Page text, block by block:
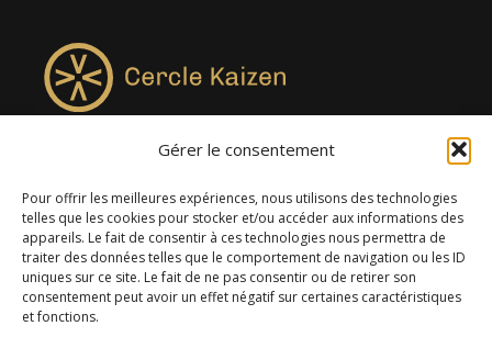
Gérer le consentement
Pour offrir les meilleures expériences, nous utilisons des technologies
telles que les cookies pour stocker et/ou accéder aux informations des
appareils. Le fait de consentir à ces technologies nous permettra de
traiter des données telles que le comportement de navigation ou les ID
uniques sur ce site. Le fait de ne pas consentir ou de retirer son
consentement peut avoir un effet négatif sur certaines caractéristiques
et fonctions.
4957, rue Lionel-Groulx, bureau 819, Saint-Augustin-de-
Desmaures QC G3A 0M7